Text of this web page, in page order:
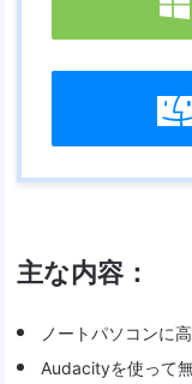

主な内容：
ノートパソコンに
Audacityを使って